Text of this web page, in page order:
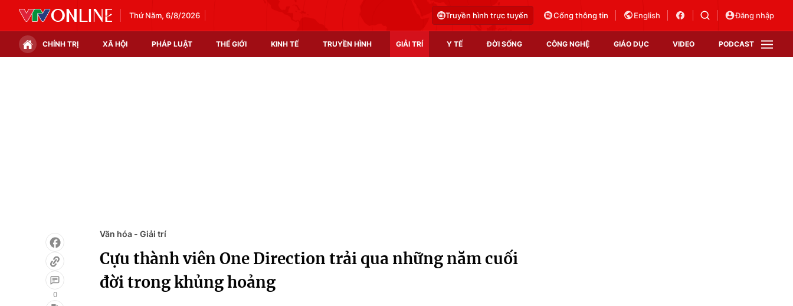
Thứ Năm, 6/8/2026 Truyền hình trực tuyến Cổng thông tin English Đăng nhập
CHÍNH TRỊ XÃ HỘI PHÁP LUẬT THẾ GIỚI KINH TẾ TRUYỀN HÌNH GIẢI TRÍ Y TẾ ĐỜI SỐNG CÔNG NGHỆ GIÁO DỤC VIDEO PODCAST
Infographic
0
Văn hóa - Giải trí
Cựu thành viên One Direction trải qua những năm cuối
đời trong khủng hoảng